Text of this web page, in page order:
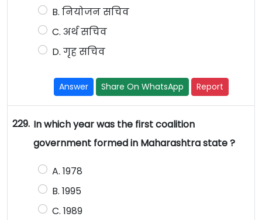
B. नियोजन सचिव
C. अर्थ सचिव
D. गृह सचिव
Answer Share On WhatsApp Report
229. In which year was the first coalition
government formed in Maharashtra state ?
A. 1978
B. 1995
C. 1989